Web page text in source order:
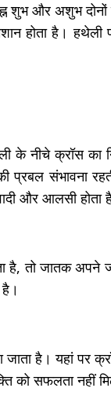
शुभ और अशुभ दोनों
होता है। हथेली
के नीचे क्रॉस का
प्रबल संभावना
और आलसी होता
है, तो जातक
है। यहां पर
को सफलता नहीं